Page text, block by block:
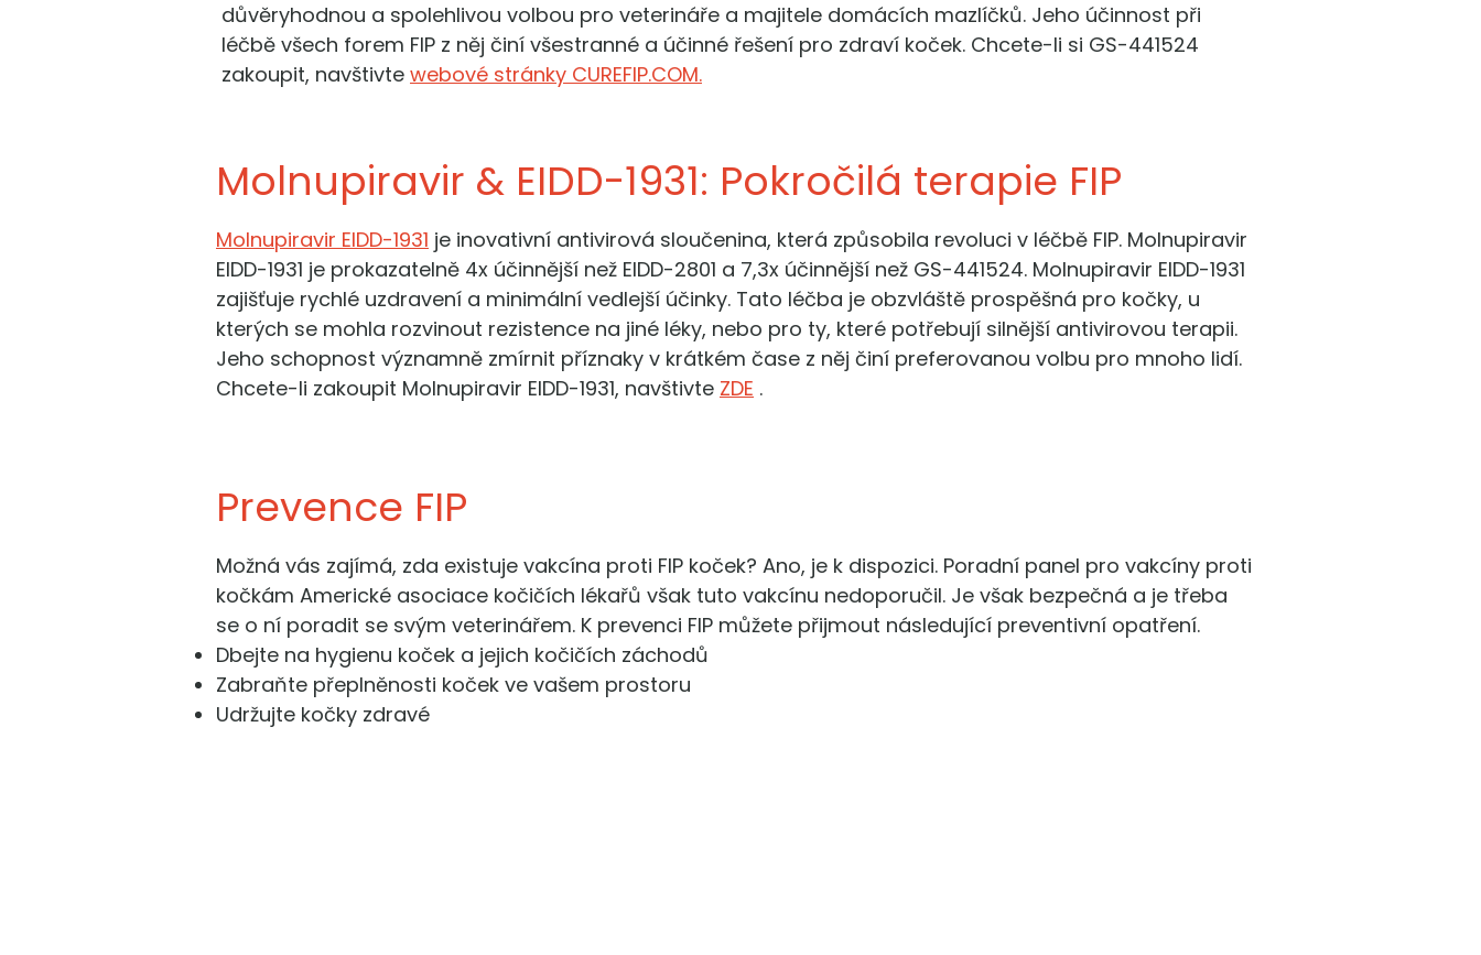
důvěryhodnou a spolehlivou volbou pro veterináře a majitele domácích mazlíčků. Jeho účinnost při
léčbě všech forem FIP z něj činí všestranné a účinné řešení pro zdraví koček. Chcete-li si GS-441524
zakoupit, navštivte webové stránky CUREFIP.COM.
Molnupiravir & EIDD-1931: Pokročilá terapie FIP
Molnupiravir EIDD-1931 je inovativní antivirová sloučenina, která způsobila revoluci v léčbě FIP. Molnupiravir
EIDD-1931 je prokazatelně 4x účinnější než EIDD-2801 a 7,3x účinnější než GS-441524. Molnupiravir EIDD-1931
zajišťuje rychlé uzdravení a minimální vedlejší účinky. Tato léčba je obzvláště prospěšná pro kočky, u
kterých se mohla rozvinout rezistence na jiné léky, nebo pro ty, které potřebují silnější antivirovou terapii.
Jeho schopnost významně zmírnit příznaky v krátkém čase z něj činí preferovanou volbu pro mnoho lidí.
Chcete-li zakoupit Molnupiravir EIDD-1931, navštivte ZDE .
Prevence FIP
Možná vás zajímá, zda existuje vakcína proti FIP koček? Ano, je k dispozici. Poradní panel pro vakcíny proti
kočkám Americké asociace kočičích lékařů však tuto vakcínu nedoporučil. Je však bezpečná a je třeba
se o ní poradit se svým veterinářem. K prevenci FIP můžete přijmout následující preventivní opatření.
Dbejte na hygienu koček a jejich kočičích záchodů
Zabraňte přeplněnosti koček ve vašem prostoru
Udržujte kočky zdravé